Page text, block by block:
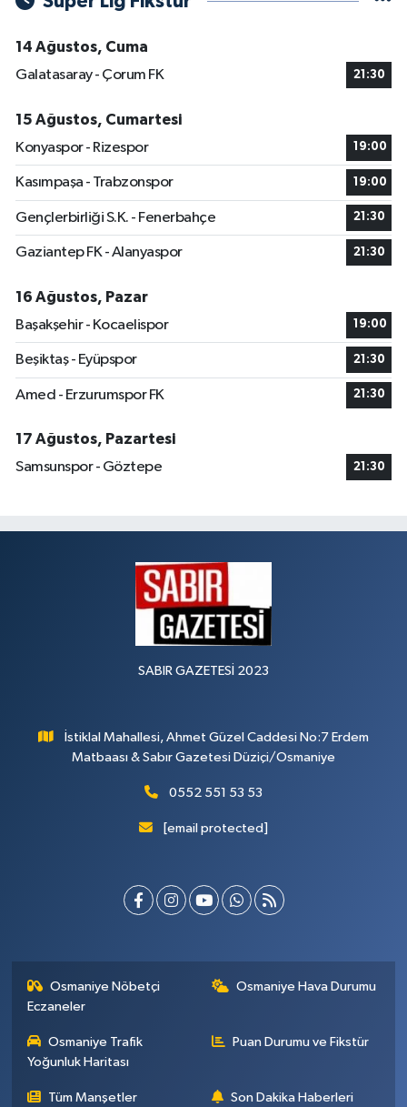
14 Ağustos, Cuma
Galatasaray - Çorum FK
21:30
15 Ağustos, Cumartesi
Konyaspor - Rizespor
19:00
Kasımpaşa - Trabzonspor 19:00
Gençlerbirliği S.K. - Fenerbahçe 21:30
Gaziantep FK - Alanyaspor 21:30
16 Ağustos, Pazar
Başakşehir - Kocaelispor
19:00
Beşiktaş - Eyüpspor 21:30
Amed - Erzurumspor FK 21:30
17 Ağustos, Pazartesi
Samsunspor - Göztepe
21:30
SABIR GAZETESİ 2023
İstiklal Mahallesi, Ahmet Güzel Caddesi No:7 Erdem
Matbaası & Sabır Gazetesi Düziçi/Osmaniye
0552 551 53 53
[email protected]
Osmaniye Nöbetçi
Eczaneler
Osmaniye Hava Durumu
Osmaniye Trafik
Yoğunluk Haritası
Puan Durumu ve Fikstür
Tüm Manşetler Son Dakika Haberleri